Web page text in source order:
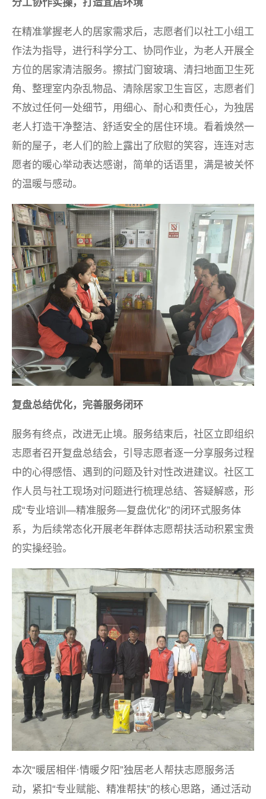
分工协作实操，打造宜居环境
在精准掌握老人的居家需求后，志愿者们以社工小组工
作法为指导，进行科学分工、协同作业，为老人开展全
方位的居家清洁服务。擦拭门窗玻璃、清扫地面卫生死
角、整理室内杂乱物品、清除居家卫生盲区，志愿者们
不放过任何一处细节，用细心、耐心和责任心，为独居
老人打造干净整洁、舒适安全的居住环境。看着焕然一
新的屋子，老人们的脸上露出了欣慰的笑容，连连对志
愿者的暖心举动表达感谢，简单的话语里，满是被关怀
的温暖与感动。
复盘总结优化，完善服务闭环
服务有终点，改进无止境。服务结束后，社区立即组织
志愿者召开复盘总结会，引导志愿者逐一分享服务过程
中的心得感悟、遇到的问题及针对性改进建议。社区工
作人员与社工现场对问题进行梳理总结、答疑解惑，形
成“专业培训—精准服务—复盘优化”的闭环式服务体
系，为后续常态化开展老年群体志愿帮扶活动积累宝贵
的实操经验。
本次“暖居相伴·情暖夕阳”独居老人帮扶志愿服务活
动，紧扣“专业赋能、精准帮扶”的核心思路，通过活动